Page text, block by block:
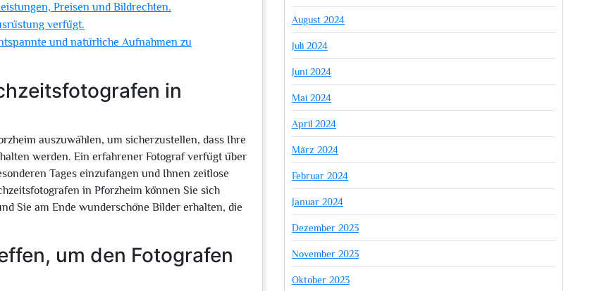
Preisen und Bildrechten.
verfügt.
und natürliche Aufnahmen zu
in
auszuwählen, um sicherzustellen, dass Ihre
werden. Ein erfahrener Fotograf verfügt über
Tages einzufangen und Ihnen zeitlose
in Pforzheim können Sie sich
Sie am Ende wunderschöne Bilder erhalten, die
um den Fotografen
August 2024
Juli 2024
Juni 2024
Mai 2024
April 2024
März 2024
Februar 2024
Januar 2024
Dezember 2023
November 2023
Oktober 2023